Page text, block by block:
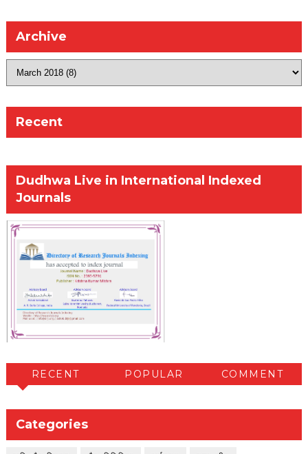
Archive
Recent
Dudhwa Live in International Indexed
Journals
RECENT POPULAR COMMENT
Categories